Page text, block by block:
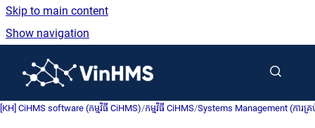
Skip to main content
Show navigation
[KH] CiHMS software (កម្មវិធី CiHMS)/កម្មវិធី CiHMS/Systems Management (ការគ្រ